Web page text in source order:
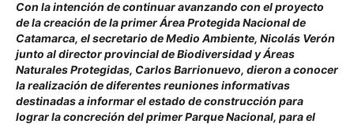
Con la intención de continuar avanzando con el proyecto
de la creación de la primer Área Protegida Nacional de
Catamarca, el secretario de Medio Ambiente, Nicolás Verón
junto al director provincial de Biodiversidad y Áreas
Naturales Protegidas, Carlos Barrionuevo, dieron a conocer
la realización de diferentes reuniones informativas
destinadas a informar el estado de construcción para
lograr la concreción del primer Parque Nacional, para el